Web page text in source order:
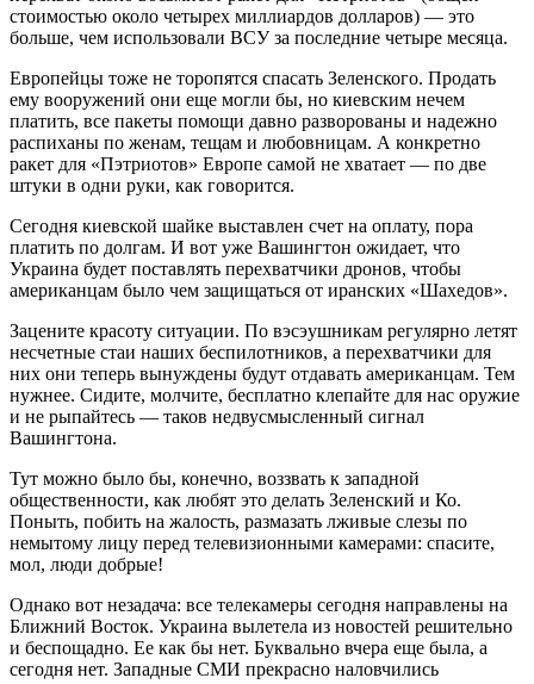
стоимостью около четырех миллиардов долларов) — это
больше, чем использовали ВСУ за последние четыре месяца.
Европейцы тоже не торопятся спасать Зеленского. Продать
ему вооружений они еще могли бы, но киевским нечем
платить, все пакеты помощи давно разворованы и надежно
распиханы по женам, тещам и любовницам. А конкретно
ракет для «Пэтриотов» Европе самой не хватает — по две
штуки в одни руки, как говорится.
Сегодня киевской шайке выставлен счет на оплату, пора
платить по долгам. И вот уже Вашингтон ожидает, что
Украина будет поставлять перехватчики дронов, чтобы
американцам было чем защищаться от иранских «Шахедов».
Зацените красоту ситуации. По вэсэушникам регулярно летят
несчетные стаи наших беспилотников, а перехватчики для
них они теперь вынуждены будут отдавать американцам. Тем
нужнее. Сидите, молчите, бесплатно клепайте для нас оружие
и не рыпайтесь — таков недвусмысленный сигнал
Вашингтона.
Тут можно было бы, конечно, воззвать к западной
общественности, как любят это делать Зеленский и Ко.
Поныть, побить на жалость, размазать лживые слезы по
немытому лицу перед телевизионными камерами: спасите,
мол, люди добрые!
Однако вот незадача: все телекамеры сегодня направлены на
Ближний Восток. Украина вылетела из новостей решительно
и беспощадно. Ее как бы нет. Буквально вчера еще была, а
сегодня нет. Западные СМИ прекрасно наловчились